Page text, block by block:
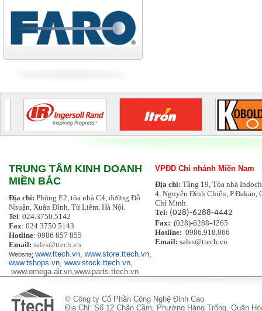
TRUNG TÂM KINH DOANH
MIỀN BẮC
Địa chỉ: Phòng E2, tòa nhà C4, đường Đỗ
Nhuận, Xuân Đỉnh, Từ Liêm, Hà Nội.
Tel: 024.3750.5142
Fax: 024.3750.5143
Hotline: 0986 857 855
Email: sales@ttech.vn
Website: www.ttech.vn www.store.ttech.vn,
www.tshops.vn www.stock.ttech.vn
www.omega-air.vn www.parts.ttech.vn
VPĐD Chi nhánh Miền Nam
Địa chỉ: Tầng 19, Tòa nhà
4, Nguyễn Đình Chiểu, P.Đakao,
Chí Minh.
Tel: (028)-6288-4442
Fax: (028)-6288-4265
Hotline: 0986.918.866
Email: sales@ttech.vn
© Công ty Cổ Phần Công Nghệ Đỉnh Cao
Địa Chỉ: Số 12 Chân Cầm, Phường Hàng Trống, Quận